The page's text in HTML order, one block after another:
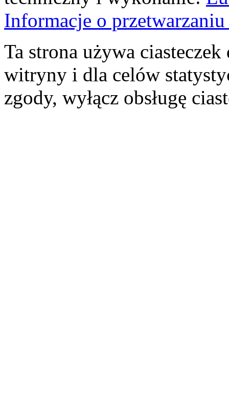
Informacje o
Ta strona używa
witryny i dla celów
zgody, wyłącz obsługę